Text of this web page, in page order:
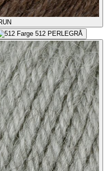
512 PERLEGRÅ